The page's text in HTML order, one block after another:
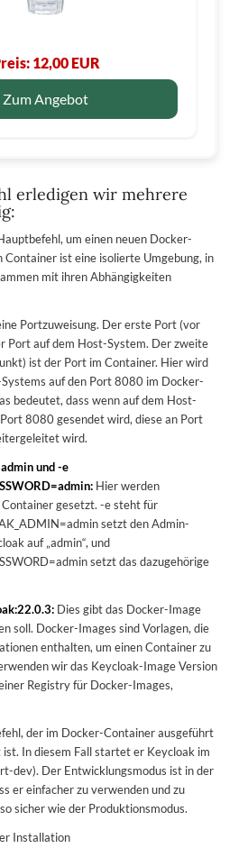
12,00 EUR
Zum Angebot
erledigen wir mehrere
um einen neuen Docker-
ist eine isolierte Umgebung, in
mit ihren Abhängigkeiten
Portzuweisung. Der erste Port (vor
Port auf dem Host-System. Der zweite
ist der Port im Container. Hier wird
auf den Port 8080 im Docker-
bedeutet, dass wenn auf dem Host-
8080 gesendet wird, diese an Port
wird.
und -e
Hier werden
gesetzt. -e steht für
setzt den Admin-
auf „admin“, und
setzt das dazugehörige
Dies gibt das Docker-Image
soll. Docker-Images sind Vorlagen, die
enthalten, um einen Container zu
wir das Keycloak-Image Version
Registry für Docker-Images,
der im Docker-Container ausgeführt
In diesem Fall startet er Keycloak im
dev). Der Entwicklungsmodus ist in der
er einfacher zu verwenden und zu
sicher wie der Produktionsmodus.
Installation